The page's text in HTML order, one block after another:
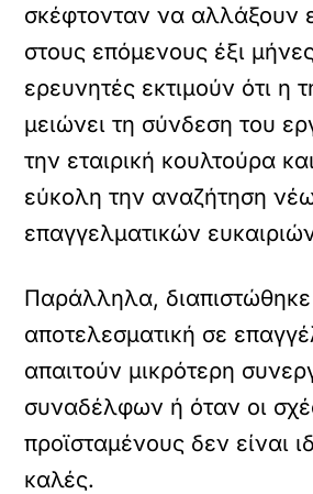
σκέφτονταν να αλλάξουν
στους επόμενους έξι
ερευνητές εκτιμούν ότι η
μειώνει τη σύνδεση του
την εταιρική κουλτούρα
εύκολη την αναζήτηση
επαγγελματικών
Παράλληλα, διαπιστώθηκε
αποτελεσματική σε
απαιτούν μικρότερη
συναδέλφων ή όταν οι
προϊσταμένους δεν είναι
καλές.